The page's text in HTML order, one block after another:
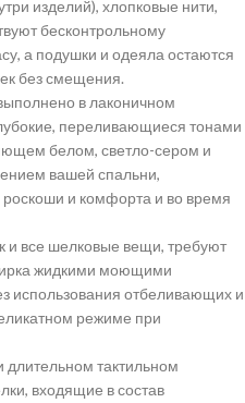
изделий), хлопковые нити,
бесконтрольному
а подушки и одеяла остаются
без смещения.
в лаконичном
переливающиеся тонами
белом, светло-сером и
вашей спальни,
и комфорта и во время
и все шелковые вещи, требуют
жидкими моющими
использования отбеливающих и
режиме при
тактильном
входящие в состав